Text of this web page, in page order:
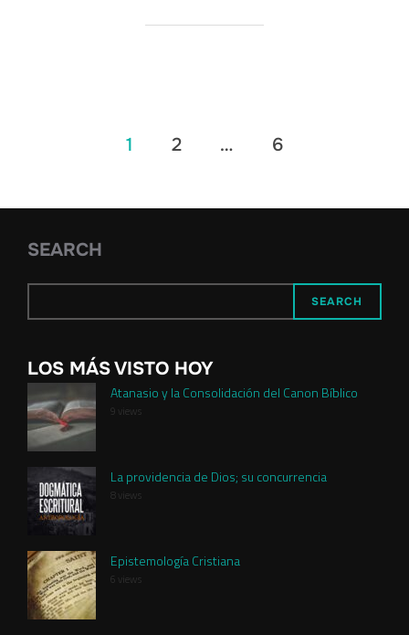
1 2 … 6
SEARCH
SEARCH
LOS MÁS VISTO HOY
Atanasio y la Consolidación del Canon Bíblico
9 views
La providencia de Dios; su concurrencia
8 views
Epistemología Cristiana
6 views